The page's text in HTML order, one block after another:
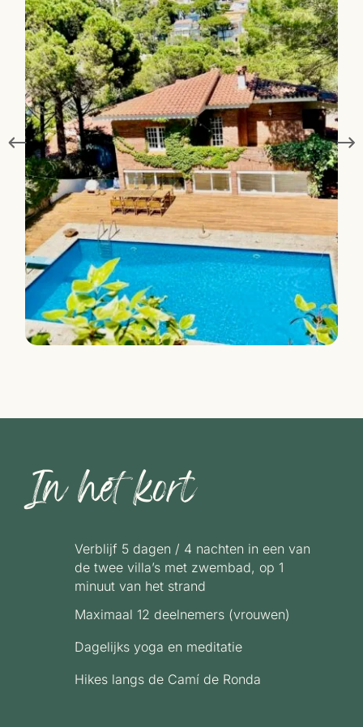
In het kort
Verblijf 5 dagen / 4 nachten in een van
de twee villa’s met zwembad, op 1
minuut van het strand
Maximaal 12 deelnemers (vrouwen)
Dagelijks yoga en meditatie
Hikes langs de Camí de Ronda